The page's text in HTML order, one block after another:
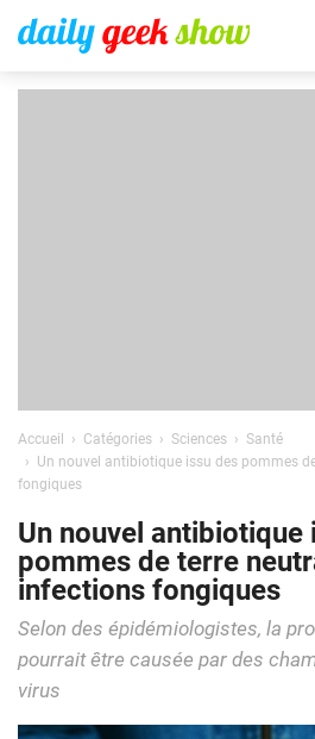
Accueil Catégories Sciences
Santé
Un nouvel antibiotique issu des pommes
fongiques
Un nouvel antibiotique
pommes de terre
infections fongiques
Selon des épidémiologistes, la
pourrait être causée par des
virus